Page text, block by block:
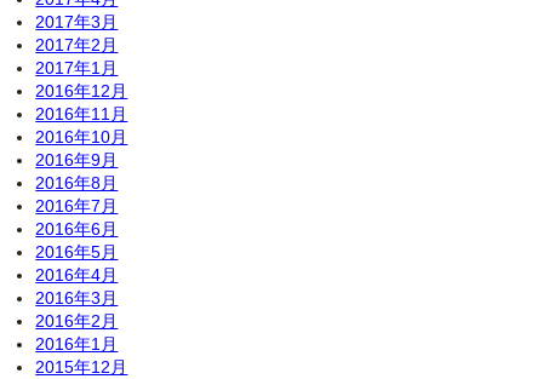
2017年3月
2017年2月
2017年1月
2016年12月
2016年11月
2016年10月
2016年9月
2016年8月
2016年7月
2016年6月
2016年5月
2016年4月
2016年3月
2016年2月
2016年1月
2015年12月